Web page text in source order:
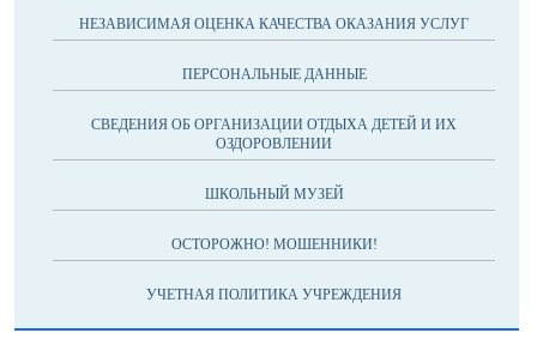
НЕЗАВИСИМАЯ ОЦЕНКА КАЧЕСТВА ОКАЗАНИЯ УСЛУГ
ПЕРСОНАЛЬНЫЕ ДАННЫЕ
СВЕДЕНИЯ ОБ ОРГАНИЗАЦИИ ОТДЫХА ДЕТЕЙ И ИХ
ОЗДОРОВЛЕНИИ
ШКОЛЬНЫЙ МУЗЕЙ
ОСТОРОЖНО! МОШЕННИКИ!
УЧЕТНАЯ ПОЛИТИКА УЧРЕЖДЕНИЯ